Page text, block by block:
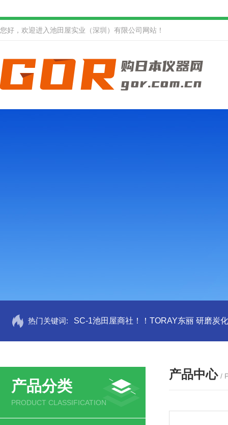
您好，欢迎进入池田屋实业（深圳）有限公司网站！
热门关键词: SC-1池田屋商社！！TORAY东丽 研磨炭
产品分类
PRODUCT CLASSIFICATION
产品中心 /